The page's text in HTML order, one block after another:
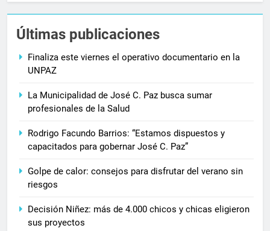
Últimas publicaciones
Finaliza este viernes el operativo documentario en la
UNPAZ
La Municipalidad de José C. Paz busca sumar
profesionales de la Salud
Rodrigo Facundo Barrios: “Estamos dispuestos y
capacitados para gobernar José C. Paz”
Golpe de calor: consejos para disfrutar del verano sin
riesgos
Decisión Niñez: más de 4.000 chicos y chicas eligieron
sus proyectos